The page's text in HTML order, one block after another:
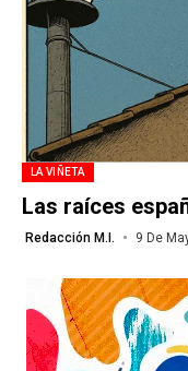
LA VIÑETA
Las raíces
Redacción M.I. 9 De